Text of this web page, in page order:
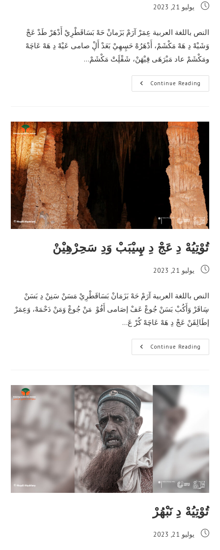
Post
يوليو 21, 2023
النص باللغة العربية عِمَرْ آرَمْ بَزَمانْ حَهْ بَسَاقَطْرِيْ أَدْهَرْ طَدْ عَجْ
وَشَيْهْ دِ هَهْ مَكْشَمْ، أَدْهَرُهْ حَڛِهِيْ بَعَدْ أَڸْ صامى عَيْهْ دِ هَهْ عَاچَهْ
ومَكْشَمْ عاد مَبْرَهَى قِيْهَنْ، شَقْڸَتْ مَكْشَمْ…
Continue Reading تُوتِيُهْ
دِ
تُوْتِيُهْ دِ عَجْ دِ ڛِيْبَبْ وَدِ سَحِرْهِيْنْ
Post
يوليو 21, 2023
النص باللغة العربية آرَمْ حَهْ بَزَمَانْ بَسَاقَطْرِيْ مَسَنْ سَنِنْ دِ بَسَنْ
ڛَاقَرْ وَأَكُبْ بَسَنْ جُوعْ عَفْ إصَامى أَفُوْ مَنْ جُوعْ وَمَنْ دَحْمَهْ، وَعِمَرْ
إطَالِقَنْ عَجْ دِ هَهْ عَاچَهْ كُرْ عَ…
Continue Reading تُوْتِيُهْ
دِ
سَحِرْهِيْنْ
تُوْتِيُهْ دِ نَبْهُرْ
Post
يوليو 21, 2023